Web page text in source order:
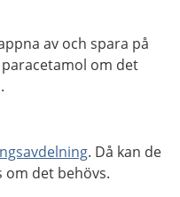
av och spara på
om det
. Då kan de
om det behövs.